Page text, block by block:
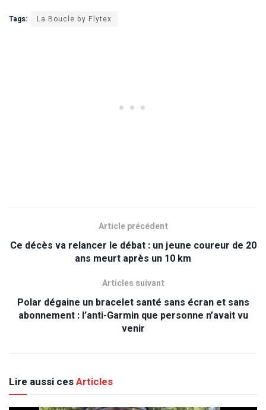
Tags: La Boucle by Flytex
Article précédent
Ce décès va relancer le débat : un jeune coureur de 20
ans meurt après un 10 km
Articles suivant
Polar dégaine un bracelet santé sans écran et sans
abonnement : l’anti-Garmin que personne n’avait vu
venir
Lire aussi cesArticles